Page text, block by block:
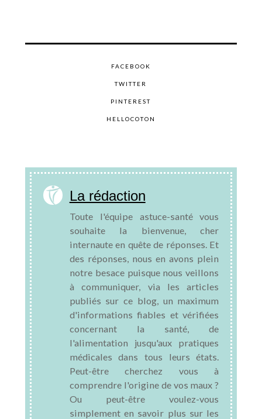
FACEBOOK
TWITTER
PINTEREST
HELLOCOTON
La rédaction
Toute l'équipe astuce-santé vous
souhaite la bienvenue, cher
internaute en quête de réponses. Et
des réponses, nous en avons plein
notre besace puisque nous veillons
à communiquer, via les articles
publiés sur ce blog, un maximum
d'informations fiables et vérifiées
concernant la santé, de
l'alimentation jusqu'aux pratiques
médicales dans tous leurs états.
Peut-être cherchez vous à
comprendre l'origine de vos maux ?
Ou peut-être voulez-vous
simplement en savoir plus sur les